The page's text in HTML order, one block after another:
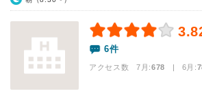
6件
アクセス数 7月:678 | 6月: